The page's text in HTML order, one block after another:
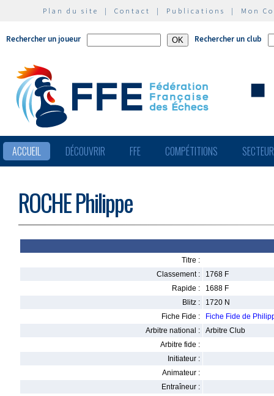
Plan du site | Contact | Publications | Mon
Rechercher un joueur Rechercher un club
ACCUEIL DÉCOUVRIR FFE COMPÉTITIONS
ROCHE Philippe
Titre :
Classement :
1768 F
Rapide :
1688 F
Blitz :
1720 N
Fiche Fide :
Fiche Fide de
Arbitre national :
Arbitre Club
Arbitre fide :
Initiateur :
Animateur :
Entraîneur :